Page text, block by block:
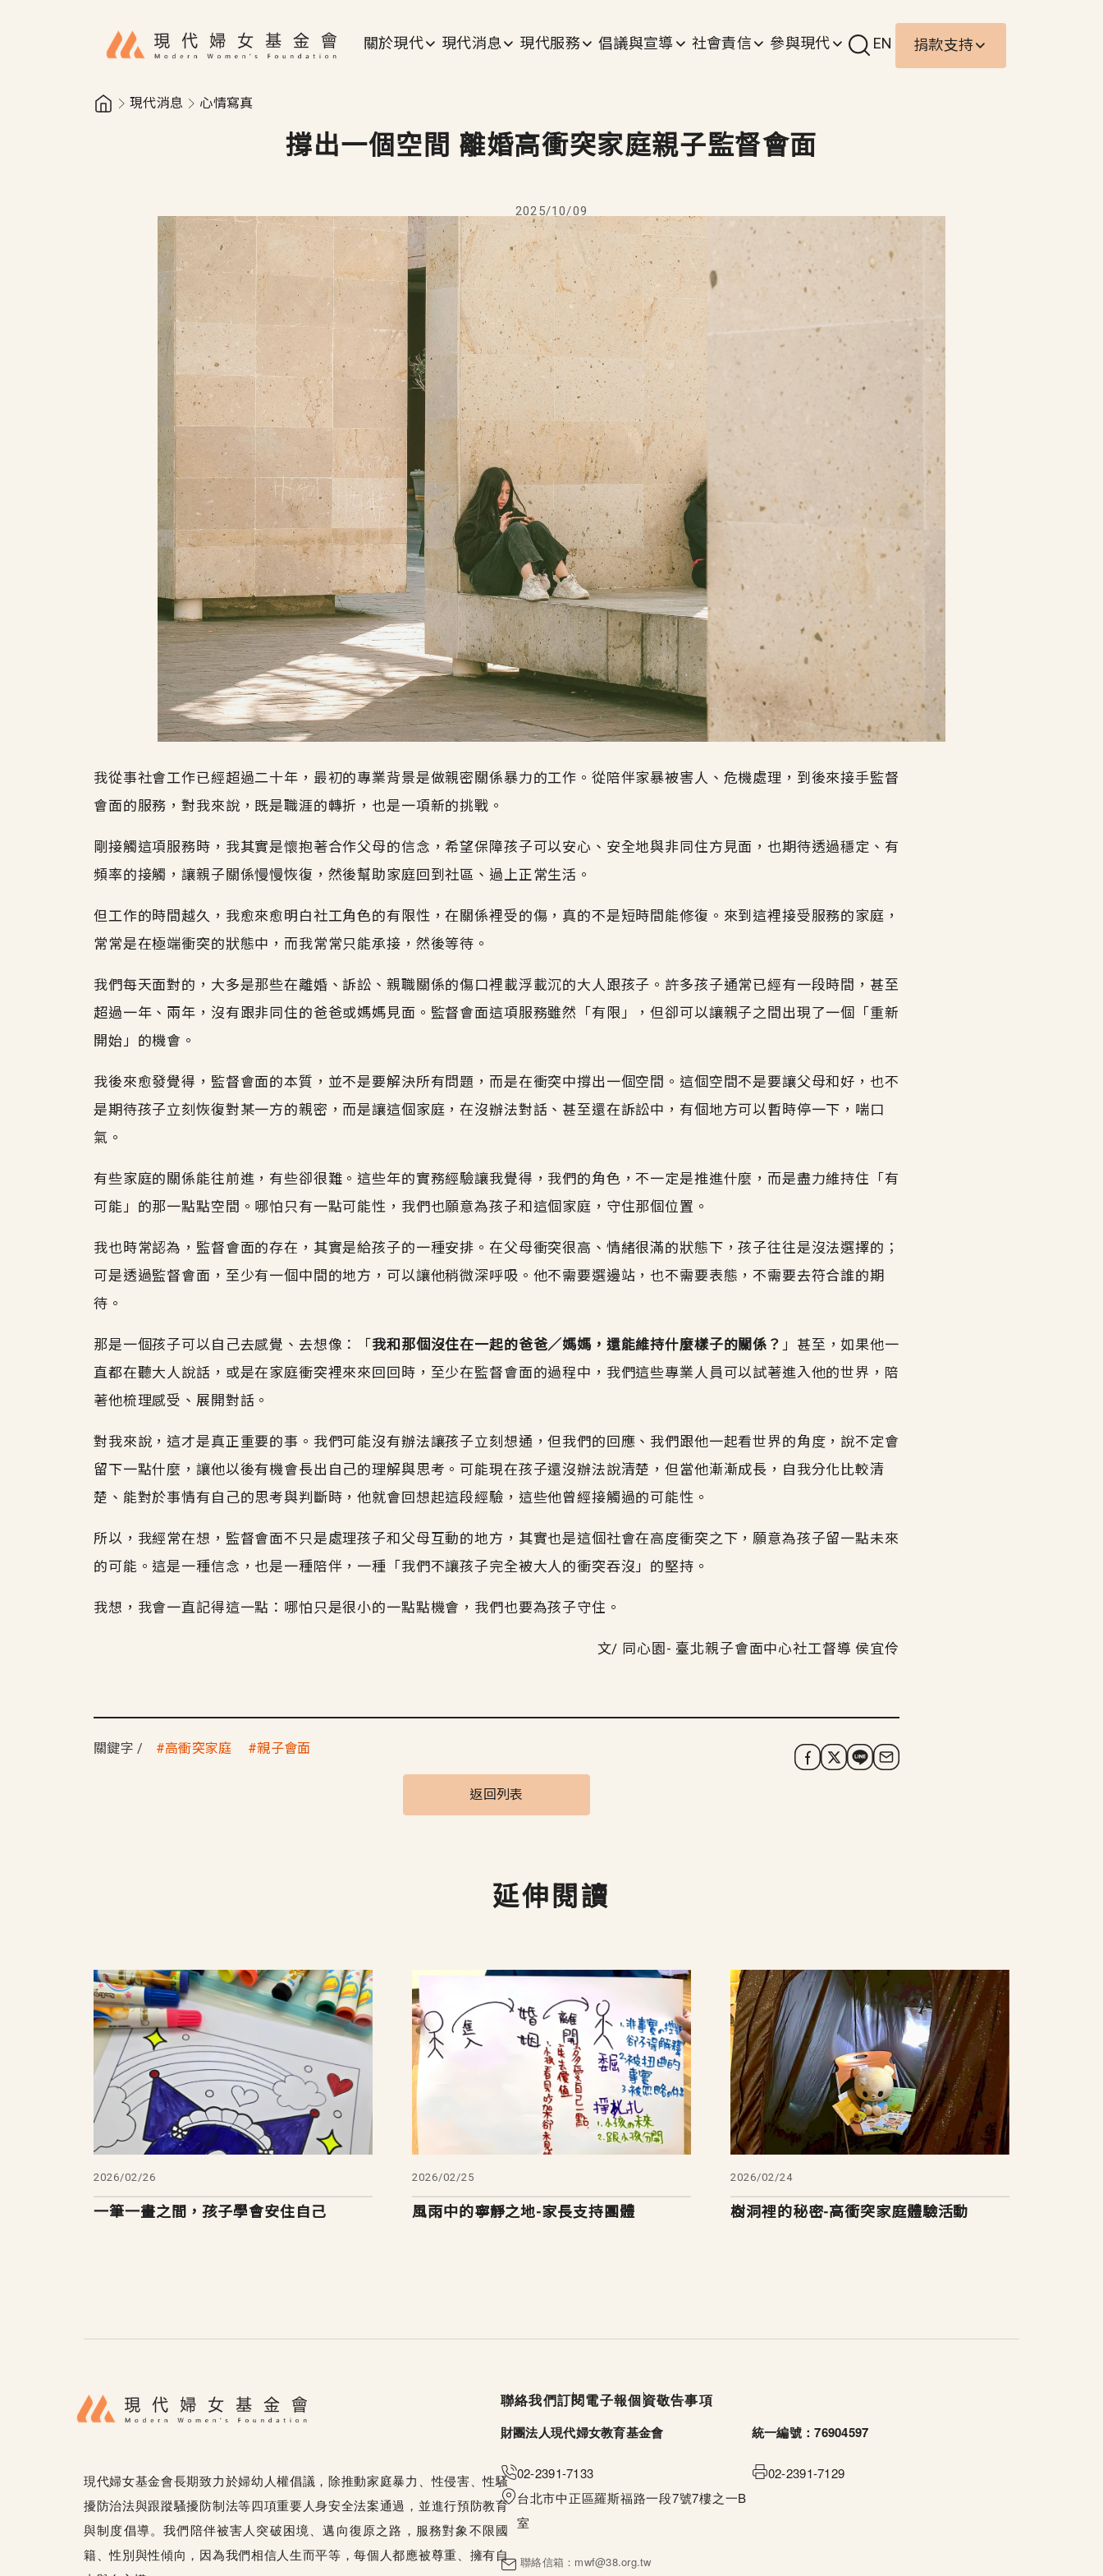
主選單
關於現代 現代消息 現代服務 倡議與宣導 社會責信 參與現代 EN 捐款支持
現代消息 心情寫真
撐出一個空間 離婚高衝突家庭親子監督會面
2025/10/09
我從事社會工作已經超過二十年，最初的專業背景是做親密關係暴力的工作。從陪伴家暴被害人、危機處理，到後來接手監督
會面的服務，對我來說，既是職涯的轉折，也是一項新的挑戰。
剛接觸這項服務時，我其實是懷抱著合作父母的信念，希望保障孩子可以安心、安全地與非同住方見面，也期待透過穩定、有
頻率的接觸，讓親子關係慢慢恢復，然後幫助家庭回到社區、過上正常生活。
但工作的時間越久，我愈來愈明白社工角色的有限性，在關係裡受的傷，真的不是短時間能修復。來到這裡接受服務的家庭，
常常是在極端衝突的狀態中，而我常常只能承接，然後等待。
我們每天面對的，大多是那些在離婚、訴訟、親職關係的傷口裡載浮載沉的大人跟孩子。許多孩子通常已經有一段時間，甚至
超過一年、兩年，沒有跟非同住的爸爸或媽媽見面。監督會面這項服務雖然「有限」，但卻可以讓親子之間出現了一個「重新
開始」的機會。
我後來愈發覺得，監督會面的本質，並不是要解決所有問題，而是在衝突中撐出一個空間。這個空間不是要讓父母和好，也不
是期待孩子立刻恢復對某一方的親密，而是讓這個家庭，在沒辦法對話、甚至還在訴訟中，有個地方可以暫時停一下，喘口
氣。
有些家庭的關係能往前進，有些卻很難。這些年的實務經驗讓我覺得，我們的角色，不一定是推進什麼，而是盡力維持住「有
可能」的那一點點空間。哪怕只有一點可能性，我們也願意為孩子和這個家庭，守住那個位置。
我也時常認為，監督會面的存在，其實是給孩子的一種安排。在父母衝突很高、情緒很滿的狀態下，孩子往往是沒法選擇的；
可是透過監督會面，至少有一個中間的地方，可以讓他稍微深呼吸。他不需要選邊站，也不需要表態，不需要去符合誰的期
待。
那是一個孩子可以自己去感覺、去想像：「 我和那個沒住在一起的爸爸／媽媽，還能維持什麼樣子的關係？ 」甚至，如果他一
直都在聽大人說話，或是在家庭衝突裡來來回回時，至少在監督會面的過程中，我們這些專業人員可以試著進入他的世界，陪
著他梳理感受、展開對話。
對我來說，這才是真正重要的事。我們可能沒有辦法讓孩子立刻想通，但我們的回應、我們跟他一起看世界的角度，說不定會
留下一點什麼，讓他以後有機會長出自己的理解與思考。可能現在孩子還沒辦法說清楚，但當他漸漸成長，自我分化比較清
楚、能對於事情有自己的思考與判斷時，他就會回想起這段經驗，這些他曾經接觸過的可能性。
所以，我經常在想，監督會面不只是處理孩子和父母互動的地方，其實也是這個社會在高度衝突之下，願意為孩子留一點未來
的可能。這是一種信念，也是一種陪伴，一種「我們不讓孩子完全被大人的衝突吞沒」的堅持。
我想，我會一直記得這一點：哪怕只是很小的一點點機會，我們也要為孩子守住。
文/ 同心園- 臺北親子會面中心社工督導 侯宜伶
關鍵字 高衝突家庭 親子會面
返回列表
延伸閱讀
2026/02/26
一筆一畫之間，孩子學會安住自己
2026/02/25
風雨中的寧靜之地-家長支持團體
2026/02/24
樹洞裡的秘密-高衝突家庭體驗活動
現代婦女基金會長期致力於婦幼人權倡議，除推動家庭暴力、性侵害、性騷
擾防治法與跟蹤騷擾防制法等四項重要人身安全法案通過，並進行預防教育
與制度倡導。我們陪伴被害人突破困境、邁向復原之路，服務對象不限國
籍、性別與性傾向，因為我們相信人生而平等，每個人都應被尊重、擁有自
聯絡我們訂閱電子報個資敬告事項
財團法人現代婦女教育基金會 統一編號：76904597
02-2391-7133
02-2391-7129
台北市中正區羅斯福路一段7號7樓之一B
室
聯絡信箱： mwf@38.org.tw